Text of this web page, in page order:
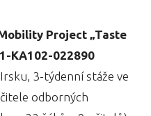
Project „Taste
KA102-022890
3-týdenní stáže ve
odborných